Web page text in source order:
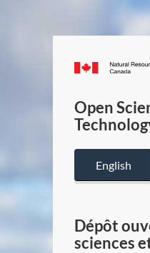
Open
English
Dépôt
sciences